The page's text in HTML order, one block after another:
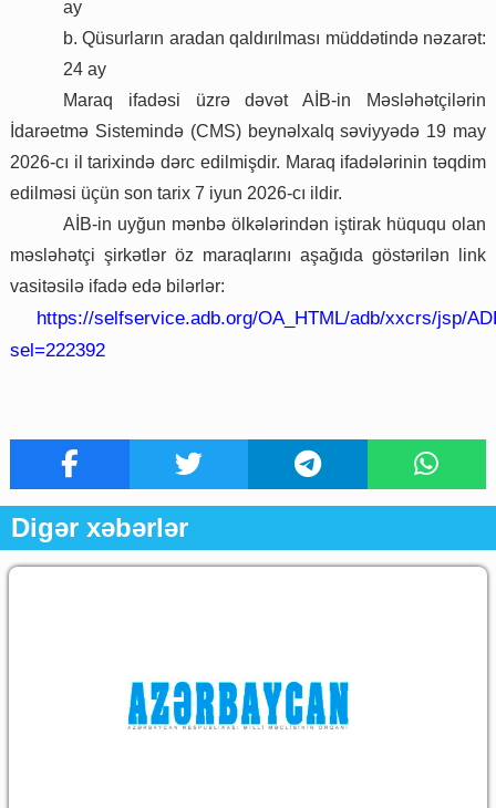
ay
b. Qüsurların aradan qaldırılması müddətində nəzarət:
24 ay
Maraq ifadəsi üzrə dəvət AİB-in Məsləhətçilərin
İdarəetmə Sistemində (CMS) beynəlxalq səviyyədə 19 may
2026-cı il tarixində dərc edilmişdir. Maraq ifadələrinin təqdim
edilməsi üçün son tarix 7 iyun 2026-cı ildir.
AİB-in uyğun mənbə ölkələrindən iştirak hüququ olan
məsləhətçi şirkətlər öz maraqlarını aşağıda göstərilən link
vasitəsilə ifadə edə bilərlər:
https://selfservice.adb.org/OA_HTML/adb/xxcrs/jsp/
sel=222392
Digər xəbərlər